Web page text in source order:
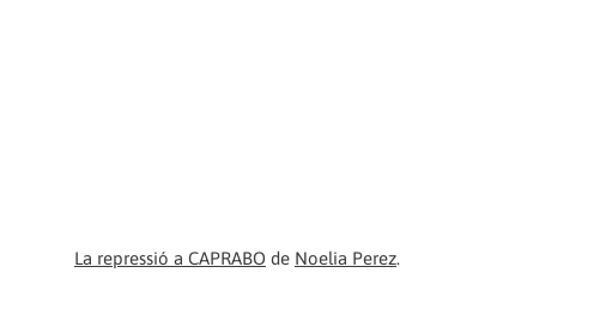
La repressió a CAPRABO de Noelia Perez.